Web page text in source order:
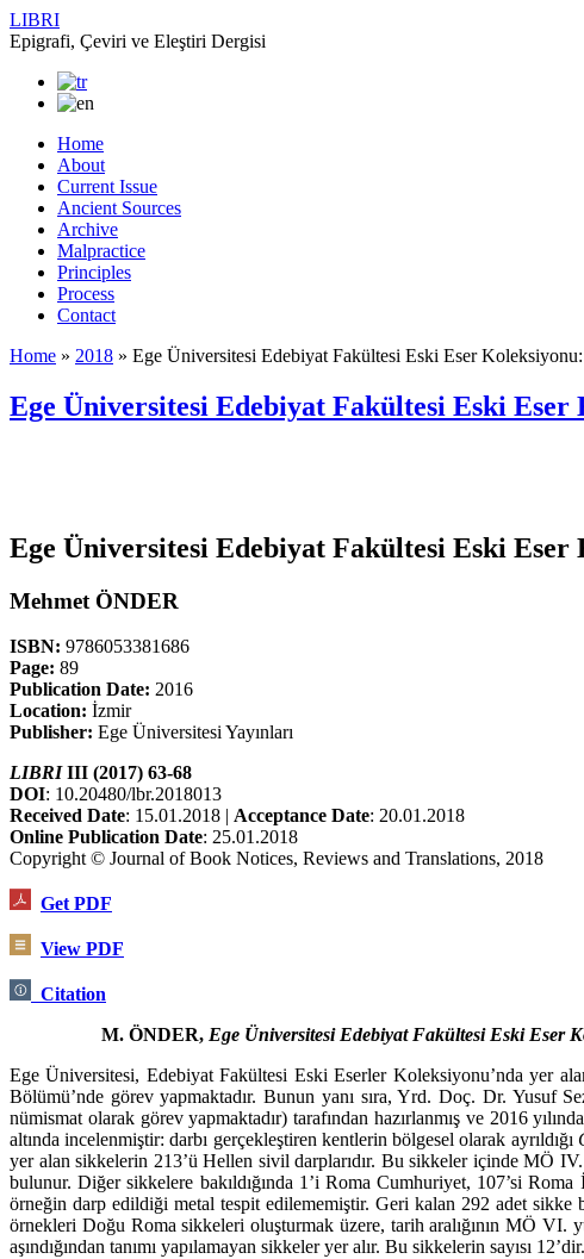
LIBRI
Epigrafi, Çeviri ve Eleştiri Dergisi
Home
About
Current Issue
Ancient Sources
Archive
Malpractice
Principles
Process
Contact
Home » 2018 » Ege Üniversitesi Edebiyat Fakültesi Eski Eser
Ege Üniversitesi Edebiyat Fakültesi Eski
Ege Üniversitesi Edebiyat Fakültesi Eski
Mehmet ÖNDER
ISBN: 9786053381686
Page: 89
Publication Date: 2016
Location: İzmir
Publisher: Ege Üniversitesi Yayınları
LIBRIIII (2017) 63-68
DOI: 10.20480/lbr.2018013
Received Date: 15.01.2018 | Acceptance Date: 20.01.2018
Online Publication Date: 25.01.2018
Copyright © Journal of Book Notices, Reviews and Translations, 2018
Get PDF
View PDF
Citation
M. ÖNDER, Ege Üniversitesi Edebiyat Fakültesi Eski Eser
Ege Üniversitesi, Edebiyat Fakültesi Eski Eserler Koleksiyonu’nda yer
Bölümü’nde görev yap­mak­tadır. Bunun yanı sıra, Yrd. Doç. Dr. Yusuf
nümismat olarak görev yapmaktadır) tarafından hazır­lanmış ve 2016
altında incelenmiştir: darbı gerçekleştiren kentlerin bölgesel olarak ayrıldığı
yer alan sikkelerin 213’ü Hellen sivil darplarıdır. Bu sikkeler içinde MÖ
bulunur. Diğer sikkelere bakıldığında 1’i Ro­ma Cumhuriyet, 107’si
örneğin darp edildiği metal tespit edilememiştir. Geri kalan 292 adet sikke
örnek­leri Doğu Roma sikkeleri oluşturmak üzere, tarih aralığının MÖ VI.
aşındığından tanımı yapılama­yan sikkeler yer alır. Bu sikkelerin sayısı 12’dir.